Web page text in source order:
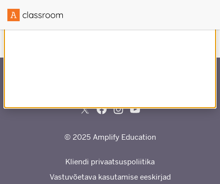
© 2025 Amplify Education
Kliendi privaatsuspoliitika
Vastuvõetava kasutamise eeskirjad